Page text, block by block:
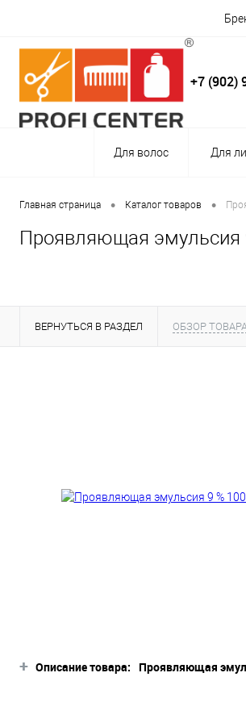
+7 (902)
Для волос Для
Главная страница • Каталог товаров •
Проявляющая эмульсия
ВЕРНУТЬСЯ В РАЗДЕЛ ОБЗОР
+ Описание товара: Проявляющая